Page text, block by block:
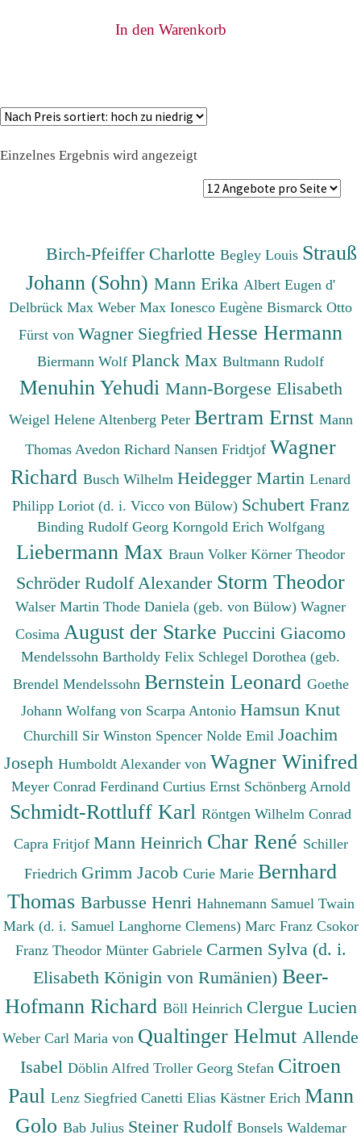
In den Warenkorb
Einzelnes Ergebnis wird angezeigt
Birch-Pfeiffer CharlotteBegley Louis Strauß
Johann (Sohn) Mann Erika Albert Eugen d'
Delbrück Max Weber Max Ionesco Eugène Bismarck Otto
Fürst von Wagner Siegfried Hesse Hermann
Biermann Wolf Planck Max Bultmann Rudolf
Menuhin Yehudi Mann-Borgese Elisabeth
Weigel Helene Altenberg Peter Bertram Ernst Mann
Thomas Avedon Richard Nansen Fridtjof Wagner
Richard Busch Wilhelm Heidegger Martin Lenard
Philipp Loriot (d. i. Vicco von Bülow) Schubert Franz
Binding Rudolf Georg Korngold Erich Wolfgang
Liebermann Max Braun Volker Körner Theodor
Schröder Rudolf Alexander Storm Theodor
Walser Martin Thode Daniela (geb. von Bülow) Wagner
Cosima August der Starke Puccini Giacomo
Mendelssohn Bartholdy Felix Schlegel Dorothea (geb.
Brendel Mendelssohn Bernstein Leonard Goethe
Johann Wolfang von Scarpa Antonio Hamsun Knut
Churchill Sir Winston Spencer Nolde Emil Joachim
Joseph Humboldt Alexander von Wagner Winifred
Meyer Conrad Ferdinand Curtius Ernst Schönberg Arnold
Schmidt-Rottluff Karl Röntgen Wilhelm Conrad
Capra Fritjof Mann Heinrich Char René Schiller
Friedrich Grimm Jacob Curie Marie Bernhard
Thomas Barbusse Henri Hahnemann Samuel Twain
Mark (d. i. Samuel Langhorne Clemens) Marc Franz Csokor
Franz Theodor Münter Gabriele Carmen Sylva (d. i.
Elisabeth Königin von Rumänien) Beer-
Hofmann Richard Böll Heinrich Clergue Lucien
Weber Carl Maria von Qualtinger Helmut Allende
Isabel Döblin Alfred Troller Georg Stefan Citroen
Paul Lenz Siegfried Canetti Elias Kästner Erich Mann
Golo Bab Julius Steiner Rudolf Bonsels Waldemar